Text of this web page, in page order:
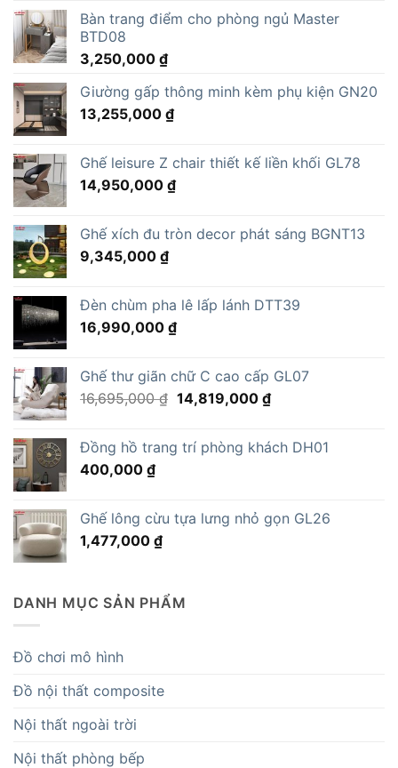
Bàn trang điểm cho phòng ngủ Master
BTD08
3,250,000 ₫
Giường gấp thông minh kèm phụ kiện GN20
13,255,000 ₫
Ghế leisure Z chair thiết kế liền khối GL78
14,950,000 ₫
Ghế xích đu tròn decor phát sáng BGNT13
9,345,000 ₫
Đèn chùm pha lê lấp lánh DTT39
16,990,000 ₫
Ghế thư giãn chữ C cao cấp GL07
16,695,000₫ Giá
16,695,000 ₫.
14,819,000 ₫Giá
là:
Đồng hồ trang trí phòng khách DH01
400,000 ₫
Ghế lông cừu tựa lưng nhỏ gọn GL26
1,477,000 ₫
DANH MỤC SẢN PHẨM
Đồ chơi mô hình
Đồ nội thất composite
Nội thất ngoài trời
Nội thất phòng bếp